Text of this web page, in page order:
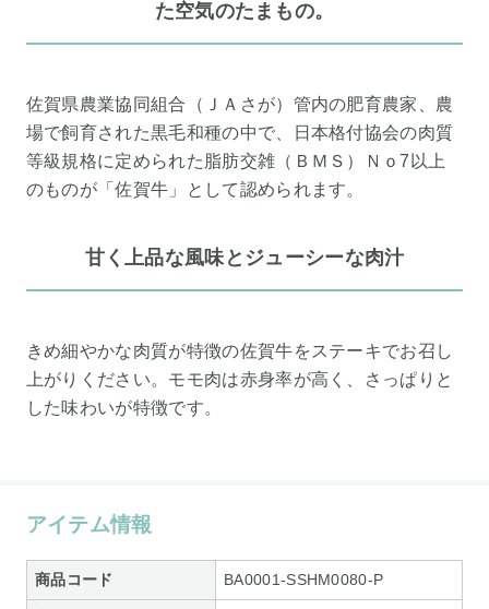
た空気のたまもの。
佐賀県農業協同組合（ＪＡさが）管内の肥育農家、農
場で飼育された黒毛和種の中で、日本格付協会の肉質
等級規格に定められた脂肪交雑（ＢＭＳ）Ｎｏ7以上
のものが「佐賀牛」として認められます。
甘く上品な風味とジューシーな肉汁
きめ細やかな肉質が特徴の佐賀牛をステーキでお召し
上がりください。モモ肉は赤身率が高く、さっぱりと
した味わいが特徴です。
アイテム情報
商品コード BA0001-SSHM0080-P